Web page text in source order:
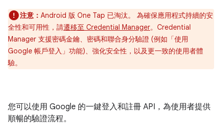
注意： Android 版 One Tap 已淘汰。 為確保應用程式持續的安
全性和可用性，請遷移至 Credential Manager。Credential
Manager 支援密碼金鑰、密碼和聯合身分驗證 (例如「使用
Google 帳戶登入」功能)、強化安全性，以及更一致的使用者體
驗。
您可以使用 Google 的一鍵登入和註冊 API，為使用者提供
順暢的驗證流程。